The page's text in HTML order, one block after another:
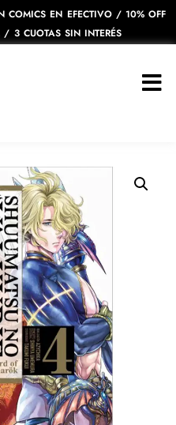
COMICS EN EFECTIVO / 10% OFF
/ 3 CUOTAS SIN INTERÉS